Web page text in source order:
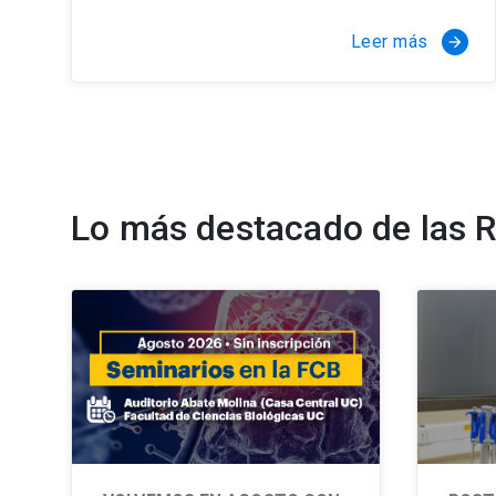
Leer más arrow_forward
Lo más destacado de las